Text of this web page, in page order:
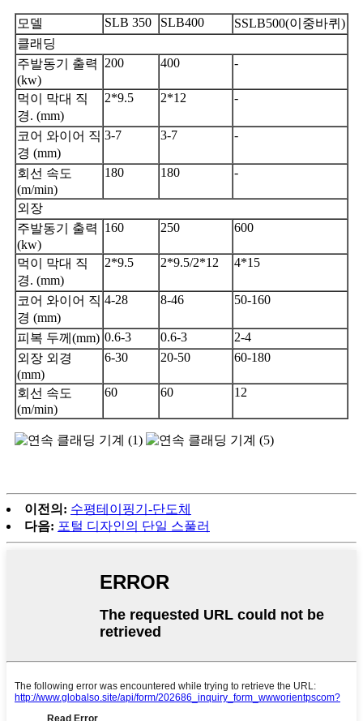
모델 SLB 350 SLB400
SSLB500(이중바퀴)
클래딩
주발동기 출력
(kw)
200 400 -
먹이 막대 직
경. (mm)
2*9.5 2*12 -
코어 와이어 직
경 (mm)
3-7 3-7 -
회선 속도
(m/min)
180 180 -
외장
주발동기 출력
(kw)
160 250 600
먹이 막대 직
경. (mm)
2*9.5 2*9.5/2*12 4*15
코어 와이어 직
경 (mm)
4-28 8-46 50-160
피복 두께(mm) 0.6-3 0.6-3
2-4
외장 외경
(mm)
6-30 20-50 60-180
회선 속도
(m/min)
60 60 12
이전의: 수평테이핑기-단도체
다음: 포털 디자인의 단일 스풀러